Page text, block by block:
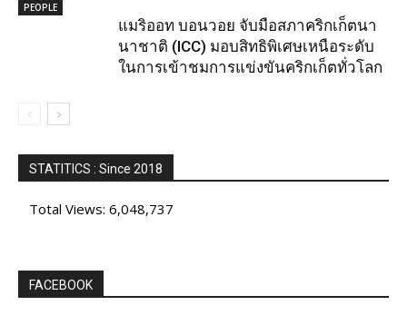
PEOPLE
แมริออท บอนวอย จับมือสภาคริกเก็ตนา
นาชาติ (ICC) มอบสิทธิพิเศษเหนือระดับ
ในการเข้าชมการแข่งขันคริกเก็ตทั่วโลก
STATITICS : Since 2018
Total Views: 6,048,737
FACEBOOK